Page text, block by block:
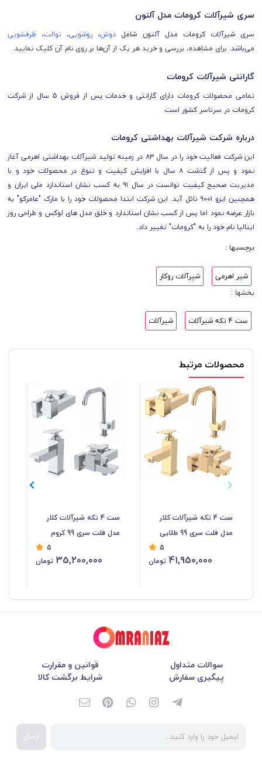
سری شیرآلات کرومات مدل آلتون
سریشیرآلاتکرومات مدل آلتون شامل دوش، روشویی، توالت، ظرفشویی
می‌باشد. برای مشاهده، بررسی و خرید هر یک از آن‌ها بر روی نام آن کلیک نمایید.
گارانتی شیرآلات کرومات
تمامی محصولات کرومات دارای
گارانتی و خدمات پس از فروش 5 سال از شرکت
کرومات در سرتاسر کشور است.
درباره شرکت شیرآلات بهداشتی کرومات
این شرکت فعالیت خود را در سال ۸۳ در زمینه تولید شیرآلات بهداشتی اهرمی آغاز
نمود و پس از گذشت ۸ سال با افزایش کیفیت و تنوع در محصولات خود و با
مدیریت صحیح کیفیت توانست در سال ۹۱ به کسب نشان استاندارد ملی ایران و
همچنین ایزو ۹۰۰۱ نائل آید. این شرکت ابتدا محصولات خود را با مارک "عامرکو" به
بازار عرضه نمود اما پس از کسب نشان استاندارد و خلق مدل های لوکس و طراحی روز
ایتالیا نام خود را به "کرومات" تغییر داد.
برچسبها :
شیر اهرمی
شیرآلات روکار
بخشها :
ست 4 تکه شیرآلات شیرآلات
محصولات مرتبط
ست 4 تکه شیرآلات کلار
مدل فلت سری 99 طلایی
5
41,950,000 تومان
ست 4 تکه شیرآلات کلار
مدل فلت سری 99 کروم
5
35,200,000 تومان
سوالات متداول
قوانین و مقرارت
پیگیری سفارش
شرایط برگشت کالا
ارسال